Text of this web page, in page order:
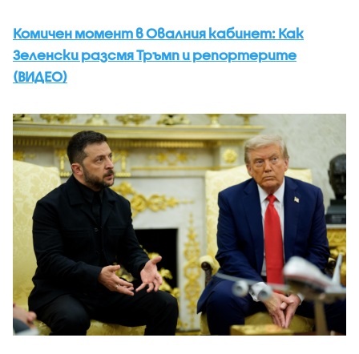
Комичен момент в Овалния кабинет: Как
Зеленски разсмя Тръмп и репортерите
(ВИДЕО)